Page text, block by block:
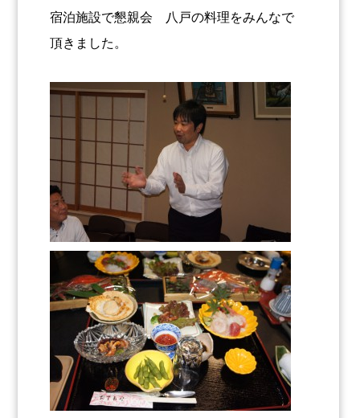
宿泊施設で懇親会 八戸の料理をみんなで
頂きました。